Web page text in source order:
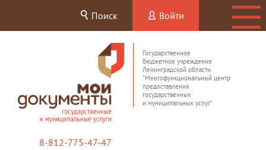
Поиск Войти
Государственное
бюджетное учреждение
Ленинградской области
"Многофункциональный центр
предоставления
государственных
и муниципальных услуг"
8-812-775-47-47